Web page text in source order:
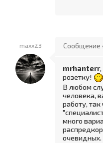
maxx23 Сообщение
mrhanterr
розетку!
В любом
человека,
работу,
много
очевидных.